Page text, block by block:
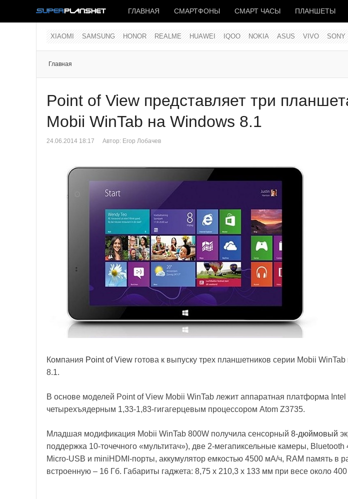
ГЛАВНАЯ СМАРТФОНЫ СМАРТ ЧАСЫ ПЛАНШЕТЫ
XIAOMI SAMSUNG HONOR REALME HUAWEI IQOO NOKIA ASUS VIVO SONY
Главная
Point of View представляет три
Mobii WinTab на Windows 8.1
24.06.2014 18:17 Автор: Егор Лобачев
Компания Point of View готова к выпуску трех планшетников серии Mobii
8.1.
В основе моделей Point of View Mobii WinTab лежит аппаратная платформа Intel
четырехъядерным 1,33-1,83-гигагерцевым процессором Atom Z3735.
Младшая модификация Mobii WinTab 800W получила сенсорный 8-дюймовый
поддержка 10-точечного «мультитач»), две 2-мегапиксельные камеры,
Micro-USB и miniHDMI-порты, аккумулятор емкостью 4500 мА/ч, RAM память в
встроенную – 16 Гб. Габариты гаджета: 8,75 x 210,3 x 133 мм при весе около